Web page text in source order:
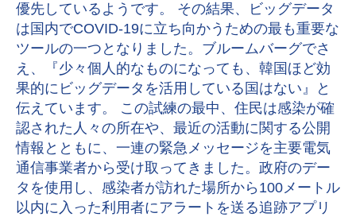
優先しているようです。 その結果、ビッグデータ
は国内でCOVID-19に立ち向かうための最も重要な
ツールの一つとなりました。ブルームバーグでさ
え、『少々個人的なものになっても、韓国ほど効
果的にビッグデータを活用している国はない』と
伝えています。 この試練の最中、住民は感染が確
認された人々の所在や、最近の活動に関する公開
情報とともに、一連の緊急メッセージを主要電気
通信事業者から受け取ってきました。政府のデー
タを使用し、感染者が訪れた場所から100メートル
以内に入った利用者にアラートを送る追跡アプリ